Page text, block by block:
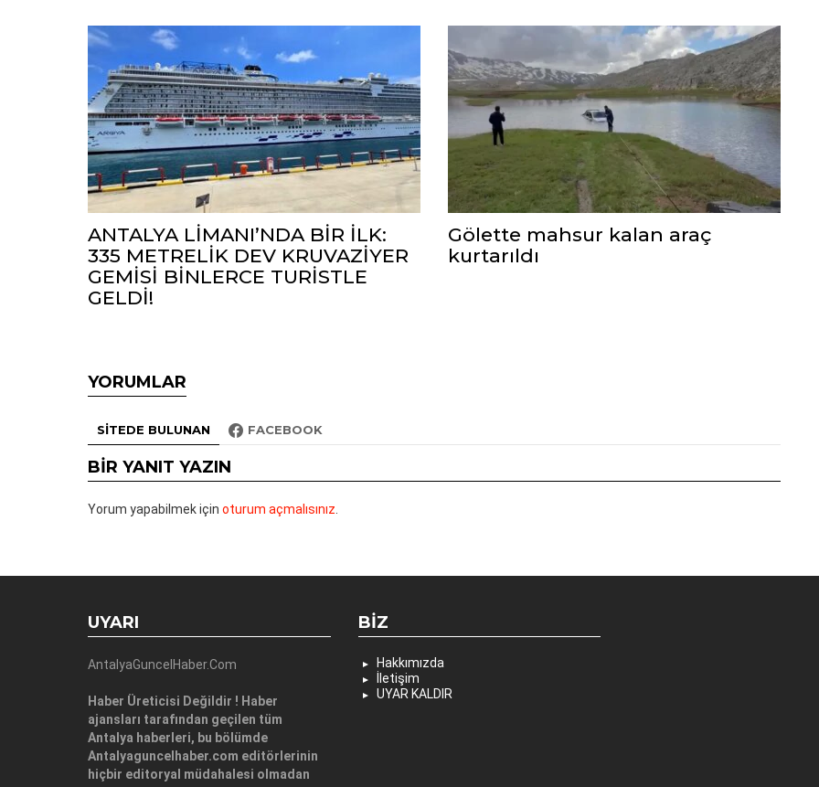
ANTALYA LİMANI’NDA BİR İLK:
335 METRELİK DEV KRUVAZİYER
GEMİSİ BİNLERCE TURİSTLE
GELDİ!
Gölette mahsur kalan araç
kurtarıldı
YORUMLAR
SITEDE BULUNAN FACEBOOK
BIR YANIT YAZIN
Yorum yapabilmek için oturum açmalısınız
UYARI
AntalyaGuncelHaber.Com
Haber Üreticisi Değildir ! Haber
ajansları tarafından geçilen tüm
Antalya haberleri, bu bölümde
Antalyaguncelhaber.com editörlerinin
hiçbir editoryal müdahalesi olmadan
BIZ
Hakkımızda
İletişim
UYAR KALDIR